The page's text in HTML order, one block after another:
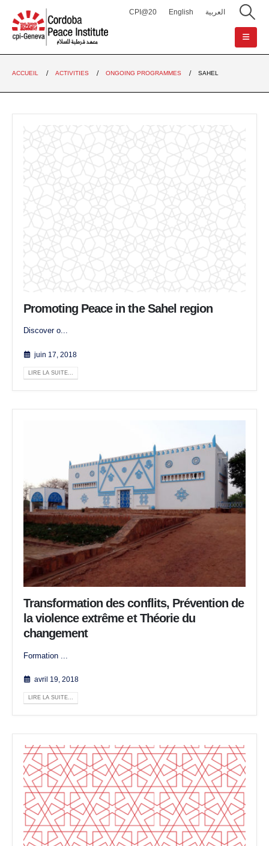
CPI@20 English العربية
ACCUEIL ACTIVITIES ONGOING PROGRAMMES SAHEL
Promoting Peace in the Sahel region
Discover o...
juin 17, 2018
LIRE LA SUITE...
Transformation des conflits, Prévention de
la violence extrême et Théorie du
changement
Formation ...
avril 19, 2018
LIRE LA SUITE...